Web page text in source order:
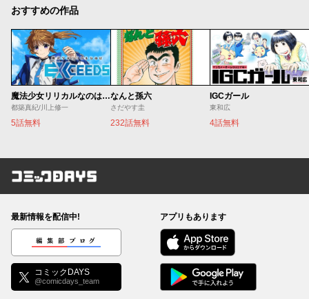
おすすめの作品
魔法少女リリカルなのは EXCEEDS
都築真紀/川上修一
5話無料
なんと孫六
さだやす圭
232話無料
IGCガール
東和広
4話無料
コミックDAYS
最新情報を配信中!
編集部ブログ
コミックDAYS
@comicdays_team
アプリもあります